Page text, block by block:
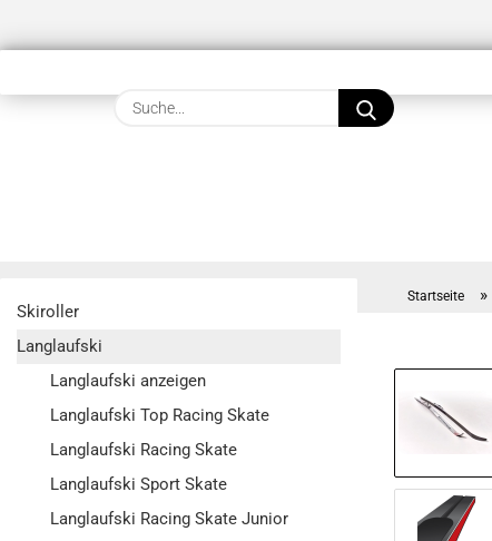
Suche...
Startseite »
Skiroller
Langlaufski
Langlaufski anzeigen
Langlaufski Top Racing Skate
Langlaufski Racing Skate
Langlaufski Sport Skate
Langlaufski Racing Skate Junior